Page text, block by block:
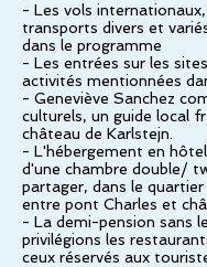
- Les vols internationaux,
transports divers et
dans le programme
- Les entrées sur les
activités mentionnées
- Geneviève Sanchez
culturels, un guide local
château de Karlstejn.
- L'hébergement en
d'une chambre double/
partager, dans le
entre pont Charles et
- La demi-pension sans
privilégions les
ceux réservés aux